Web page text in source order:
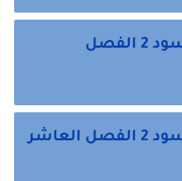
رواية أبيض وأسود 2 الفصل
رواية أبيض وأسود 2 الفصل العاشر